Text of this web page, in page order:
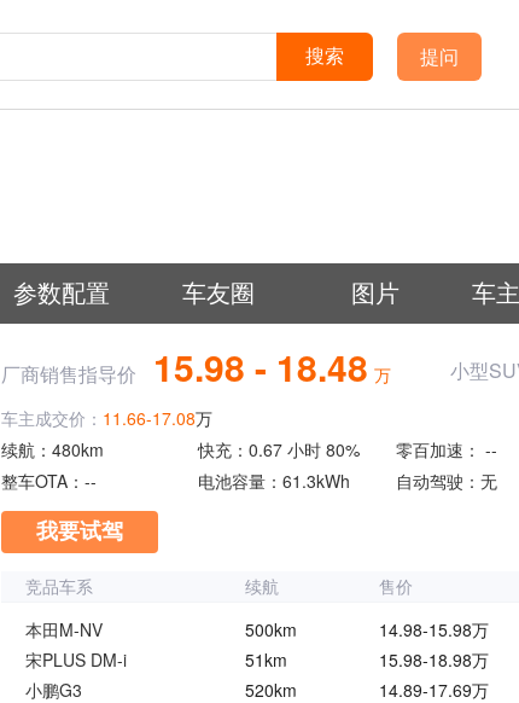
搜索 提问
参数配置 车友圈 图片 车
厂商销售指导价 15.98 - 18.48 万 小型
车主成交价： 11.66-17.08万
续航： 480km 快充：0.67 小时 80% 零百加速： --
整车OTA： -- 电池容量：61.3kWh 自动驾驶： 无
我要试驾
竞品车系 续航
售价
本田M-NV
500km
14.98-15.98万
宋PLUS DM-i
51km
15.98-18.98万
小鹏G3
520km
14.89-17.69万